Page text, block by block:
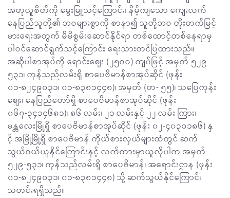
အတုယူစိတ်ကို မွေးမြူသင့်ကြောင်း၊ နိမ့်ကျသော ကျေးလက်
နေပြည်သူတို့၏ ဘဝများစွာကို စာနာ၍ သူတို့ဘဝ တိုးတက်မြင့်
မားရေးအတွက် မိမိစွမ်းဆောင်နိုင်ရာ တစ်ထောင့်တစ်နေရာမှ
ပါဝင်ဆောင်ရွက်သင့်ကြောင်း ‌ရေးသားတင်ပြထားသည်။
အဆိုပါစာအုပ်ကို ရောင်းဈေး (၂၅ဝဝ) ကျပ်ဖြင့် အမှတ် ၅၂၉ -
၅၃၁၊ ကုန်သည်လမ်းရှိ စာပေဗိမာန်စာအုပ်ဆိုင် (ဖုန်း
၀၁-၈၂၄၉၀၃၁၊ ၀၁-၈၃၈၁၄၄၈)၊ အမှတ် (တ- ၅၅)၊ သပြေကုန်း
စျေး၊ နေပြည်တော်ရှိ စာပေဗိမာန်စာအုပ်ဆိုင် (ဖုန်း
၀၆၇-၃၄၁၄၆၈၁)၊ ၈၆ လမ်း၊ ၂၁ လမ်းနှင့် ၂၂ လမ်း ကြား၊
မန္တလေးမြို့ရှိ စာပေဗိမာန်စာအုပ်ဆိုင် (ဖုန်း ၀၂-၄၀၃၀၁၈၆) နှ
င့် အမြို့မြို့ရှိ စာပေဗိမာန် ကိုယ်စားလှယ်များထံတွင် ဆက်
သွယ်ဝယ်ယူနိုင်ကြောင်းနှင့် လက်ကားမှာယူလိုပါက အမှတ်
၅၂၉-၅၃၁၊ ကုန်သည်လမ်းရှိ စာပေဗိမာန်၊ အရောင်းဌာန (ဖုန်း
၀၁-၈၂၄၉၀၃၁၊ ၀၁-၈၃၈၁၄၄၈) သို့ ဆက်သွယ်နိုင်ကြောင်း
သတင်းရရှိသည်။